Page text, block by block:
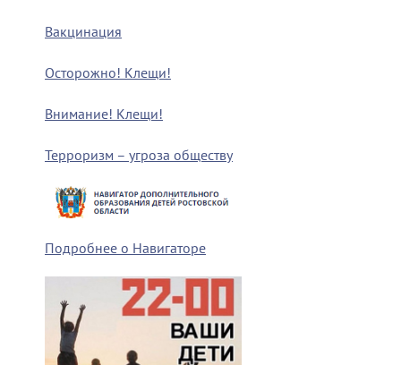
Вакцинация
Осторожно! Клещи!
Внимание! Клещи!
Терроризм – угроза обществу
Подробнее о Навигаторе